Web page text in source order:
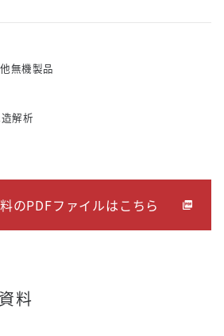
無機製品
解析
のPDFファイルはこちら
料